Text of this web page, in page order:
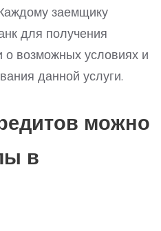
заемщику
для получения
возможных условиях и
данной услуги.
можно
в